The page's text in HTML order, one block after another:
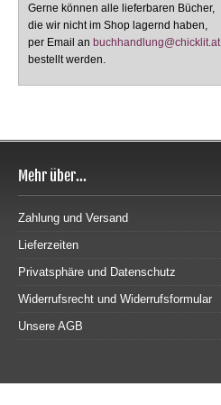
Gerne können alle lieferbaren Bücher,
die wir nicht im Shop lagernd haben,
per Email an buchhandlung@chicklit.at
bestellt werden.
Mehr über...
Zahlung und Versand
Lieferzeiten
Privatsphäre und Datenschutz
Widerrufsrecht und Widerrufsformular
Unsere AGB